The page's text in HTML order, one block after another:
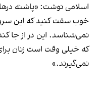
اسلامی نوشت: «پاشنه
خوب سفت کنید که این
نمی‌شناسد. این در از جا
که خیلی وقت‌ است زنان
نمی‌گیرند.»